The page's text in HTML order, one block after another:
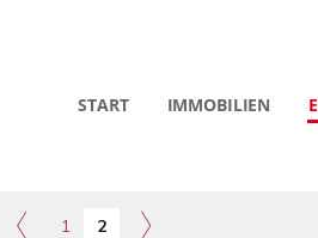
START IMMOBILIEN
1 2